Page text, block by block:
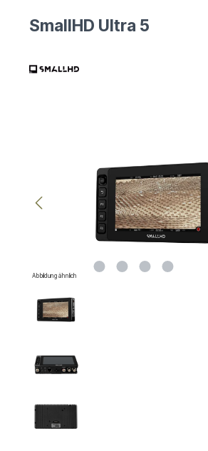
SmallHD Ultra 5
Abbildung ähnlich